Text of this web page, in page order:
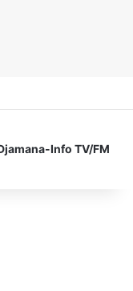
Info TV/FM